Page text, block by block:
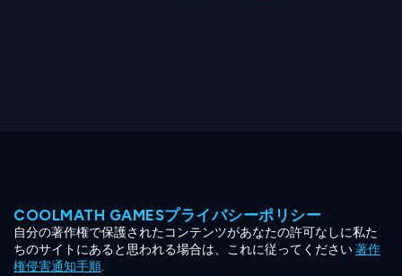
COOLMATH GAMESプライバシーポリシー
自分の著作権で保護されたコンテンツがあなたの許可なしに私た
ちのサイトにあると思われる場合は、これに従ってください著作
権侵害通知手順.